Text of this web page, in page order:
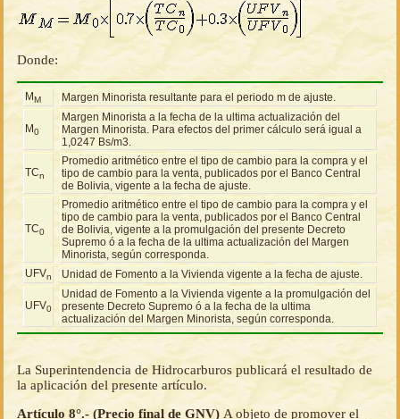
Donde:
M M Margen Minorista resultante para el periodo m de ajuste.
M0
Margen Minorista a la fecha de la ultima actualización del
Margen Minorista. Para efectos del primer cálculo será igual a
1,0247 Bs/m3.
TCn
Promedio aritmético entre el tipo de cambio para la compra y el
tipo de cambio para la venta, publicados por el Banco Central
de Bolivia, vigente a la fecha de ajuste.
TC0
Promedio aritmético entre el tipo de cambio para la compra y el
tipo de cambio para la venta, publicados por el Banco Central
de Bolivia, vigente a la promulgación del presente Decreto
Supremo ó a la fecha de la ultima actualización del Margen
Minorista, según corresponda.
UFVn Unidad de Fomento a la Vivienda vigente a la fecha de ajuste.
UFV0
Unidad de Fomento a la Vivienda vigente a la promulgación del
presente Decreto Supremo ó a la fecha de la ultima
actualización del Margen Minorista, según corresponda.
La Superintendencia de Hidrocarburos publicará el resultado de
la aplicación del presente artículo.
Artículo 8°.- (Precio final de GNV) A objeto de promover el